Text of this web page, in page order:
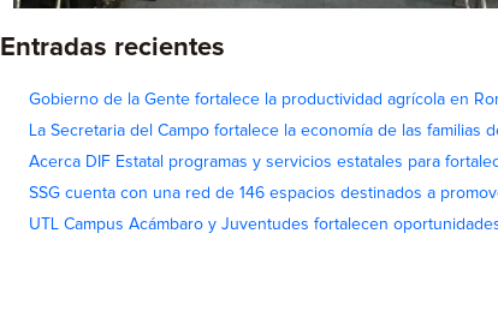
Entradas recientes
Gobierno de la Gente fortalece la productividad agrícola en
La Secretaria del Campo fortalece la economía de las
Acerca DIF Estatal programas y servicios estatales para
SSG cuenta con una red de 146 espacios destinados a
UTL Campus Acámbaro y Juventudes fortalecen